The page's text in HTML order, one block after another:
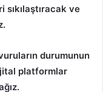
ve
durumunun
platformlar